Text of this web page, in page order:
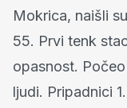
Mokrica, naišli
55. Prvi tenk
opasnost.
ljudi. Pripadnici